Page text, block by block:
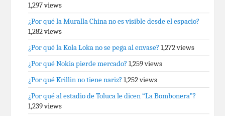
1,297 views
¿Por qué la Muralla China no es visible desde el espacio?
1,282 views
¿Por qué la Kola Loka no se pega al envase? 1,272 views
¿Por qué Nokia pierde mercado? 1,259 views
¿Por qué Krillin no tiene nariz? 1,252 views
¿Por qué al estadio de Toluca le dicen “La Bombonera”?
1,239 views